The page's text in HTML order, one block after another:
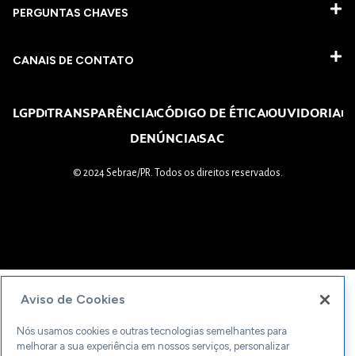
PERGUNTAS CHAVES​
CANAIS DE CONTATO
LGPDTRANSPARÊNCIACÓDIGO DE ÉTICAOUVIDORIA
DENÚNCIASAC
© 2024 Sebrae/PR. Todos os direitos reservados.
Aviso de Cookies
Nós usamos cookies e outras tecnologias semelhantes para
melhorar a sua experiência em nossos serviços, personalizar